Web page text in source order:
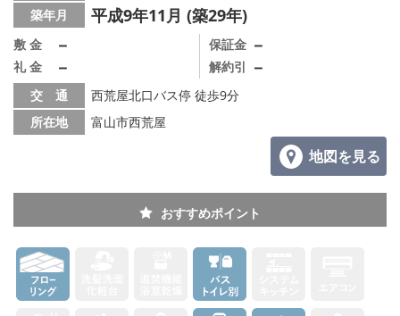
築年月 平成9年11月 (築29年)
敷 金 －
礼 金 －
保証金 －
解約引 －
交 通
西荒屋北口バス停 徒歩9分
所在地
富山市西荒屋
地図を見る
おすすめポイント